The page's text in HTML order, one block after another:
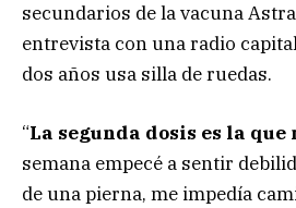
secundarios de la vacuna
entrevista con una radio
dos años usa silla de ruedas.
“La segunda dosis es la que
semana empecé a sentir
de una pierna, me impedía